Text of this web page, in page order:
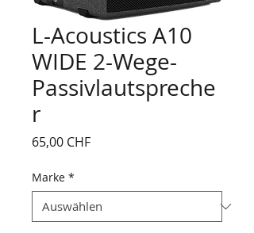
L-Acoustics A10
WIDE 2-Wege-
Passivlautspreche
r
65,00 CHFPreis
Marke *